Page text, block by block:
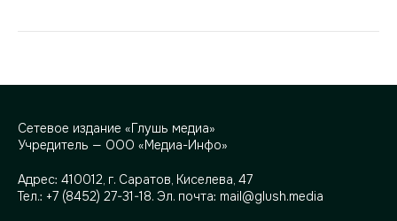
Сетевое издание «Глушь медиа»
Учредитель — ООО «Медиа-Инфо»
Адрес: 410012, г. Саратов, Киселева, 47
Тел.: +7 (8452) 27-31-18. Эл. почта: mail@glush.media